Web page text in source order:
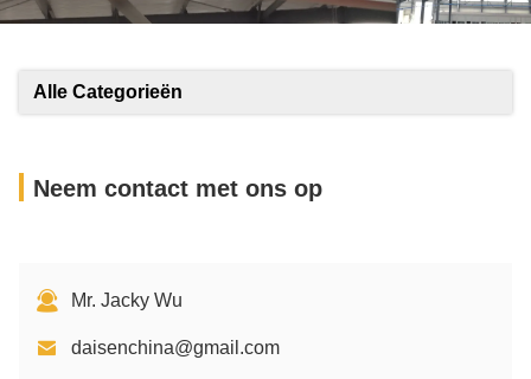
Alle Categorieën
Neem contact met ons op
Mr. Jacky Wu
daisenchina@gmail.com